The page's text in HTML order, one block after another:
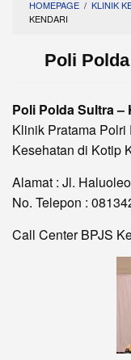
HOMEPAGE / KLINIK
KENDARI
Poli
Poli Polda Sultra –
Klinik Pratama Polri
Kesehatan di Kotip
Alamat : Jl.
No. Telepon :
Call Center BPJS